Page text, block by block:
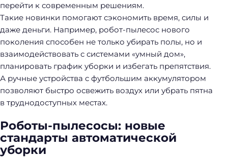
перейти к современным решениям.
Такие новинки помогают сэкономить время, силы и
даже деньги. Например, робот-пылесос нового
поколения способен не только убирать полы, но и
взаимодействовать с системами «умный дом»,
планировать график уборки и избегать препятствия.
А ручные устройства с футбольшим аккумулятором
позволяют быстро освежить воздух или убрать пятна
в труднодоступных местах.
Роботы-пылесосы: новые
стандарты автоматической
уборки